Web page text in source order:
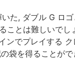
た, ダブル G ロ
とは難しいで
でプレイする
袋を得ることが